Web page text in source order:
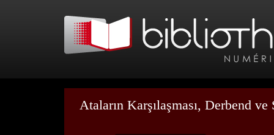
Ataların Karşılaşması, Derbend